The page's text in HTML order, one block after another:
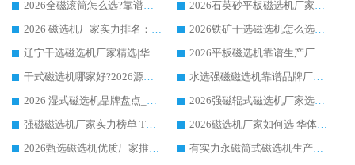
2026全磁滚筒怎么选?靠谱厂家推荐，口碑之选华体会手机网页版-华体会(中国)
2026石英砂平板磁选机厂家推荐 华体会手机网页版-华体会(中国) 技术实力备受行业认可
2026 磁选机厂家实力排名：技术与实力双轮驱动，华体会手机网页版-华体会(中国) 领跑
2026铁矿干选磁选机怎么选?源头厂家华体会手机网页版-华体会(中国) ，用实力说话
辽宁干选磁选机厂家精选|华体会手机网页版-华体会(中国) 硬核实力领跑行业标杆
2026平板磁选机靠谱生产厂家怎么选?行业标杆华体会手机网页版-华体会(中国) ，凭硬实力脱颖而出
干式磁选机哪家好?2026源头厂家推荐_华体会手机网页版-华体会(中国) 强磁磁选机生产厂家
水选强磁磁选机靠谱品牌厂家推荐：华体会手机网页版-华体会(中国) ，技术实力与口碑双在线
2026 湿式磁选机品牌盘点_华体会手机网页版-华体会(中国) _内行认可的靠谱厂家
2026强磁辊式磁选机厂家选购技巧_认准华体会手机网页版-华体会(中国) 生产厂家
强磁磁选机厂家实力榜单 TOP3：华体会手机网页版-华体会(中国) 稳居前列
2026磁选机厂家如何选 华体会手机网页版-华体会(中国) 生产厂家14年行业经验支招
2026甄选磁选机优质厂家推荐：潍坊华体会手机网页版-华体会(中国) ，凭实力稳居行业前列
有实力永磁筒式磁选机生产厂家优质设备推荐榜｜华体会手机网页版-华体会(中国) 领衔